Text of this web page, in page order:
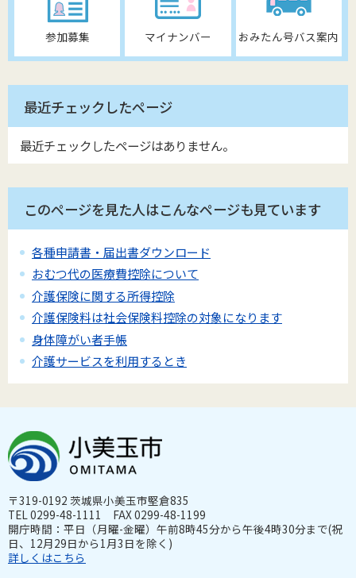
参加募集 マイナンバー おみたん号バス案内
最近チェックしたページ
最近チェックしたページはありません。
このページを見た人はこんなページも見ています
各種申請書・届出書ダウンロード
おむつ代の医療費控除について
介護保険に関する所得控除
介護保険料は社会保険料控除の対象になります
身体障がい者手帳
介護サービスを利用するとき
〒319-0192 茨城県小美玉市堅倉835
TEL 0299-48-1111 FAX 0299-48-1199
開庁時間：平日（月曜-金曜）午前8時45分から午後4時30分まで(祝
日、12月29日から1月3日を除く)
詳しくはこちら